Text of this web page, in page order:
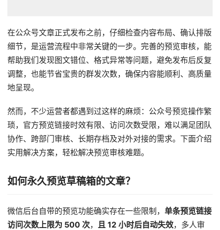
在公众号文章正式发布之前，仔细检查内容布局、确认排版
细节，是运营流程中非常关键的一步。完善的预览审核，能
帮助我们发现图文错位、格式异常等问题，避免发布后反复
调整，也能节省宝贵的群发次数，确保内容能顺利、高质量
地呈现。
然而，不少运营者都遇到过这样的麻烦：公众号预览操作繁
琐，官方预览链接时效有限、访问次数受限，难以满足团队
协作、跨部门审核、长期存档及对外对接的需求。下面介绍
实用解决方案，轻松解决预览审核难题。
如何永久预览草稿箱的文章？
微信后台自带的预览功能确实存在一些限制， 单条预览链接
访问次数上限为 500 次， 且 12 小时后自动失效，多人审